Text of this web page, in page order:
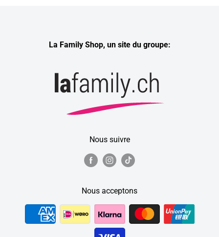
La Family Shop, un site du groupe:
Nous suivre
Nous acceptons